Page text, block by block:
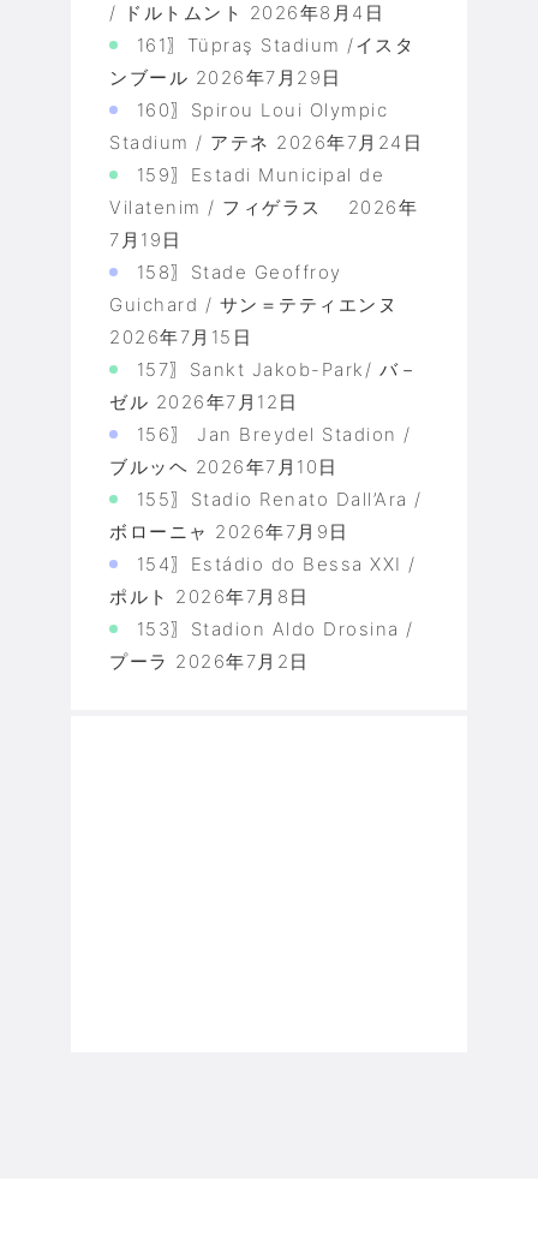
/ ドルトムント 2026年8月4日
161〗Tüpraş Stadium /イスタ
ンブール 2026年7月29日
160〗Spirou Loui Olympic
Stadium / アテネ 2026年7月24日
159〗Estadi Municipal de
Vilatenim / フィゲラス
2026年
7月19日
158〗Stade Geoffroy
Guichard / サン＝テティエンヌ
2026年7月15日
157〗Sankt Jakob-Park/ バ－
ゼル 2026年7月12日
156〗 Jan Breydel Stadion /
ブルッヘ 2026年7月10日
155〗Stadio Renato Dall’Ara /
ボローニャ 2026年7月9日
154〗Estádio do Bessa XXI /
ポルト 2026年7月8日
153〗Stadion Aldo Drosina /
プーラ 2026年7月2日